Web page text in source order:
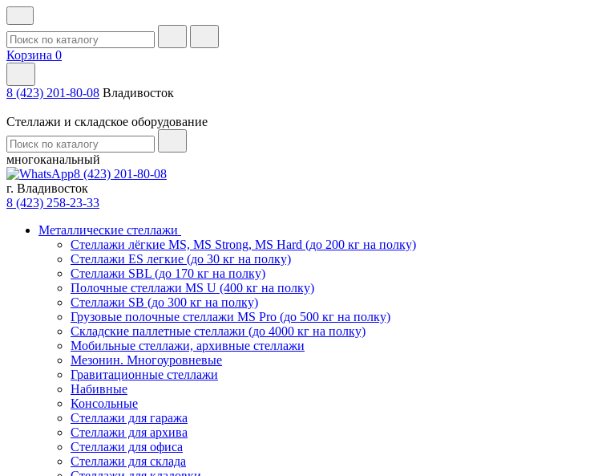
Корзина 0
8 (423) 201-80-08 Владивосток
Стеллажи и складское оборудование
многоканальный
8 (423) 201-80-08
г. Владивосток
8 (423) 258-23-33
Металлические стеллажи
Стеллажи лёгкие MS, MS Strong, MS Hard (до 200 кг на полку)
Стеллажи ES легкие (до 30 кг на полку)
Стеллажи SBL (до 170 кг на полку)
Полочные стеллажи MS U (400 кг на полку)
Стеллажи SB (до 300 кг на полку)
Грузовые полочные стеллажи MS Pro (до 500 кг на полку)
Складские паллетные стеллажи (до 4000 кг на полку)
Мобильные стеллажи, архивные стеллажи
Мезонин. Многоуровневые
Гравитационные стеллажи
Набивные
Консольные
Стеллажи для гаража
Стеллажи для архива
Стеллажи для офиса
Стеллажи для склада